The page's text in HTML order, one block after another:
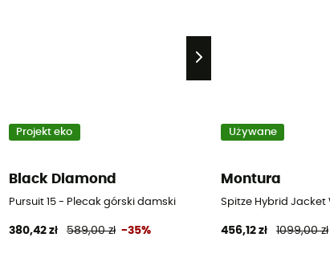
Spodnie damskie - Niebieski - S
Projekt eko
Black Diamond
Pursuit 15 - Plecak górski damski
380,42 zł 589,00 zł -35%
Używane
Montura
Spitze Hybrid Jacket
456,12 zł 1099,00 zł